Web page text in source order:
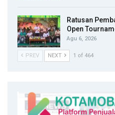
Ratusan
Open
Agu 6, 2026
PREV NEXT 1 of 464